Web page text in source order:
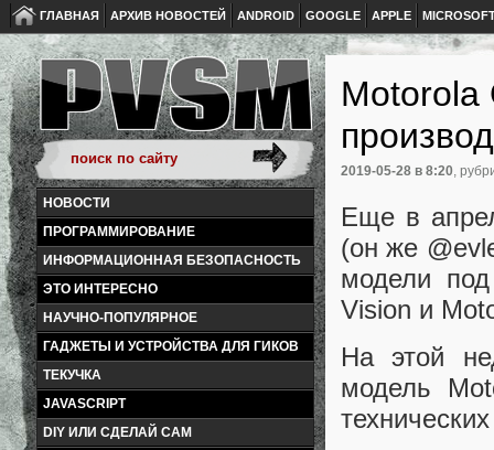
ГЛАВНАЯ АРХИВ НОВОСТЕЙ ANDROID GOOGLE APPLE
НОВОСТИ
ПРОГРАММИРОВАНИЕ
ИНФОРМАЦИОННАЯ БЕЗОПАСНОСТЬ
ЭТО ИНТЕРЕСНО
НАУЧНО-ПОПУЛЯРНОЕ
ГАДЖЕТЫ И УСТРОЙСТВА ДЛЯ ГИКОВ
ТЕКУЧКА
JAVASCRIPT
DIY ИЛИ СДЕЛАЙ САМ
Motorola
2019-05-28 в 8:20,
Еще в
(он же
модели
Vision и
На этой
модель